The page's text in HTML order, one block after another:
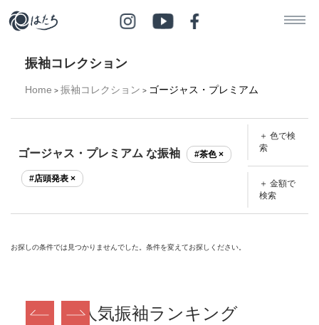
振袖コレクション
Home > 振袖コレクション > ゴージャス・プレミアム
ゴージャス・プレミアム な振袖 #茶色 ×
#店頭発表 ×
＋ 色で検
索
＋ 金額で
検索
お探しの条件では見つかりませんでした。条件を変えてお探しください。
人気振袖ランキング